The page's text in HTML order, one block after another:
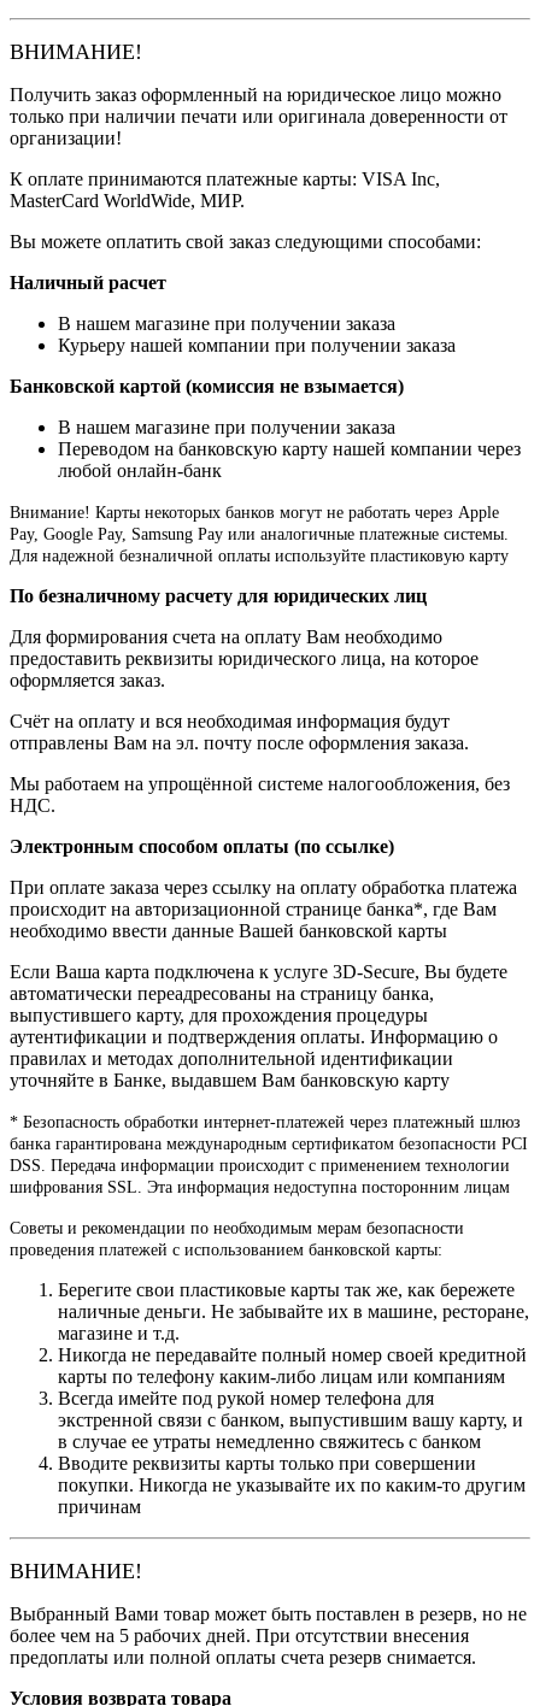
ВНИМАНИЕ!
Получить заказ оформленный на юридическое лицо можно
только при наличии печати или оригинала доверенности от
организации!
К оплате принимаются платежные карты: VISA Inc,
MasterCard WorldWide, МИР.
Вы можете оплатить свой заказ следующими способами:
Наличный расчет
В нашем магазине при получении заказа
Курьеру нашей компании при получении заказа
Банковской картой (комиссия не взымается)
В нашем магазине при получении заказа
Переводом на банковскую карту нашей компании через
любой онлайн-банк
Внимание! Карты некоторых банков могут не работать через Apple
Pay, Google Pay, Samsung Pay или аналогичные платежные системы.
Для надежной безналичной оплаты используйте пластиковую карту
По безналичному расчету для юридических лиц
Для формирования счета на оплату Вам необходимо
предоставить реквизиты юридического лица, на которое
оформляется заказ.
Счёт на оплату и вся необходимая информация будут
отправлены Вам на эл. почту после оформления заказа.
Мы работаем на упрощённой системе налогообложения, без
НДС.
Электронным способом оплаты (по ссылке)
При оплате заказа через ссылку на оплату обработка платежа
происходит на авторизационной странице банка*, где Вам
необходимо ввести данные Вашей банковской карты
Если Ваша карта подключена к услуге 3D-Secure, Вы будете
автоматически переадресованы на страницу банка,
выпустившего карту, для прохождения процедуры
аутентификации и подтверждения оплаты. Информацию о
правилах и методах дополнительной идентификации
уточняйте в Банке, выдавшем Вам банковскую карту
* Безопасность обработки интернет-платежей через платежный шлюз
банка гарантирована международным сертификатом безопасности PCI
DSS. Передача информации происходит с применением технологии
шифрования SSL. Эта информация недоступна посторонним лицам
Советы и рекомендации по необходимым мерам безопасности
проведения платежей с использованием банковской карты:
Берегите свои пластиковые карты так же, как бережете
наличные деньги. Не забывайте их в машине, ресторане,
магазине и т.д.
Никогда не передавайте полный номер своей кредитной
карты по телефону каким-либо лицам или компаниям
Всегда имейте под рукой номер телефона для
экстренной связи с банком, выпустившим вашу карту, и
в случае ее утраты немедленно свяжитесь с банком
Вводите реквизиты карты только при совершении
покупки. Никогда не указывайте их по каким-то другим
причинам
ВНИМАНИЕ!
Выбранный Вами товар может быть поставлен в резерв, но не
более чем на 5 рабочих дней. При отсутствии внесения
предоплаты или полной оплаты счета резерв снимается.
Условия возврата товара